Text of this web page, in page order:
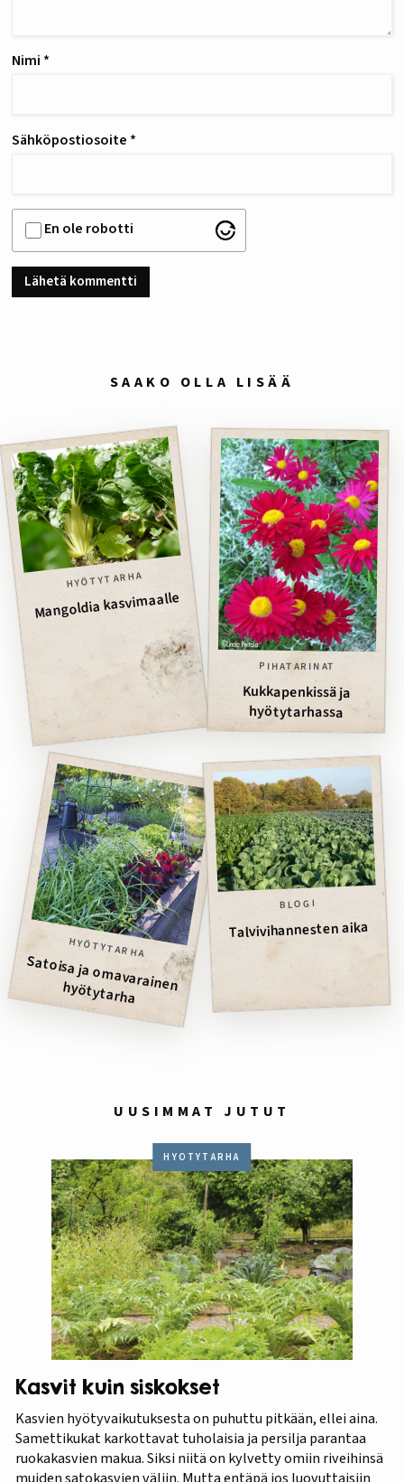
Nimi *
Sähköpostiosoite *
En ole robotti
SAAKO OLLA LISÄÄ
HYÖTYTARHA
Mangoldia kasvimaalle
PIHATARINAT
Kukkapenkissä ja
hyötytarhassa
HYÖTYTARHA
Satoisa ja om
avarainen hyötytarha
BLOGI
Talvivihannesten aika
UUSIMMAT JUTUT
HYÖTYTARHA
Kasvit kuin siskokset
Kasvien hyötyvaikutuksesta on puhuttu pitkään, ellei aina.
Samettikukat karkottavat tuholaisia ja persilja parantaa
ruokakasvien makua. Siksi niitä on kylvetty omiin riveihinsä